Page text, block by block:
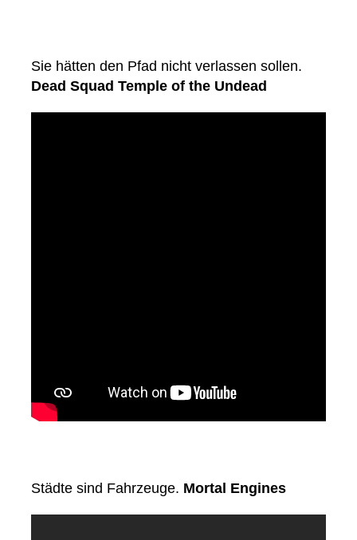
Sie hätten den Pfad nicht verlassen sollen.
Dead Squad Temple of the Undead
Städte sind Fahrzeuge. Mortal Engines